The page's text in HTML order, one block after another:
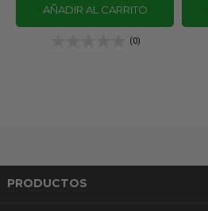
AÑADIR AL CARRITO
(0)
PRODUCTOS